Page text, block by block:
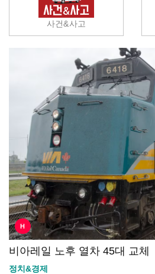
사건&사고
H
비아레일 노후 열차 45대 교체
정치&경제